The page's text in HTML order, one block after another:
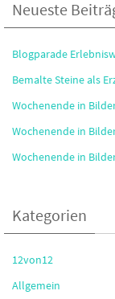
Bemalte Steine als
Wochenende in
Wochenende in
Wochenende in
Allgemein
Blogparaden